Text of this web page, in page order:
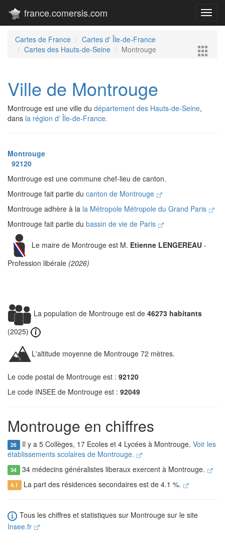
france.comersis.com
Cartes de France
Cartes d' Île-de-France
Cartes des Hauts-de-Seine
Montrouge
Ville de Montrouge
Montrouge est une ville du département des Hauts-de-Seine,
dans la région d' Île-de-France.
Montrouge
92120
Montrouge est une commune chef-lieu de canton.
Montrouge fait partie du canton de Montrouge
Montrouge adhère à la la Métropole Métropole du Grand Paris
Montrouge fait partie du bassin de vie de Paris
Le maire de Montrouge est M. Etienne LENGEREAU -
Profession libérale (2026)
La population de Montrouge est de 46273 habitants
(2025)
L'altitude moyenne de Montrouge 72 mètres.
Le code postal de Montrouge est : 92120
Le code INSEE de Montrouge est : 92049
Montrouge en chiffres
26 Il y a 5 Collèges, 17 Ecoles et 4 Lycées à Montrouge. Voir les
établissements scolaires de Montrouge.
34 34 médecins généralistes liberaux exercent à Montrouge.
4.1 La part des résidences secondaires est de 4.1 %.
Tous les chiffres et statistiques sur Montrouge sur le site
Insee.fr